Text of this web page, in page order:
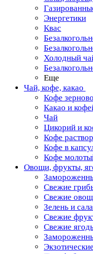
Энергетики
Квас
Холодный
Еще
Чай, кофе, какао
Кофе
Какао и
Чай
Цикорий и
Кофе
Кофе в
Кофе
Овощи, фрукты,
Свежие
Свежие
Зелень и
Свежие
Свежие